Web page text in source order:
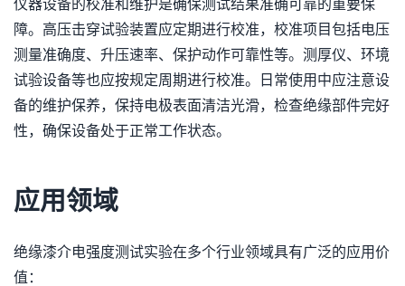
仪器设备的校准和维护是确保测试结果准确可靠的重要保
障。高压击穿试验装置应定期进行校准，校准项目包括电压
测量准确度、升压速率、保护动作可靠性等。测厚仪、环境
试验设备等也应按规定周期进行校准。日常使用中应注意设
备的维护保养，保持电极表面清洁光滑，检查绝缘部件完好
性，确保设备处于正常工作状态。
应用领域
绝缘漆介电强度测试实验在多个行业领域具有广泛的应用价
值：